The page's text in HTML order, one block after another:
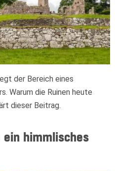
der Bereich eines
Warum die Ruinen heute
dieser Beitrag.
ein himmlisches